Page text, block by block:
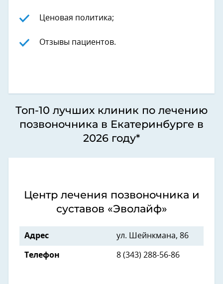
Ценовая политика;
Отзывы пациентов.
Топ-10 лучших клиник по лечению
позвоночника в Екатеринбурге в
2026 году*
Центр лечения позвоночника и
суставов «Эволайф»
Адрес ул. Шейнкмана, 86
Телефон 8 (343) 288-56-86